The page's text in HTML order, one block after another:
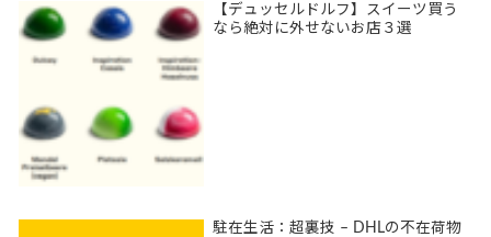
【デュッセルドルフ】スイーツ買う
なら絶対に外せないお店３選
駐在生活：超裏技 – DHLの不在荷物